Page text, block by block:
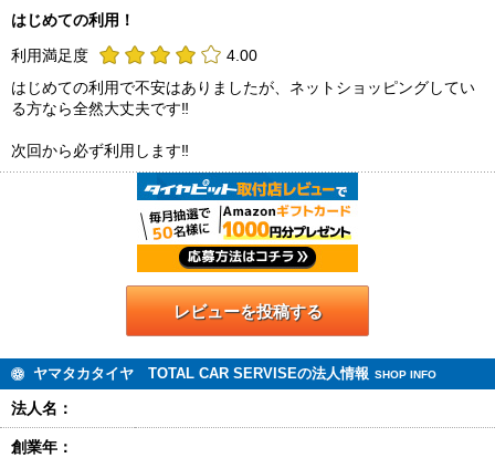
はじめての利用！
利用満足度
4.00
はじめての利用で不安はありましたが、ネットショッピングしてい
る方なら全然大丈夫です‼︎
次回から必ず利用します‼︎
レビューを投稿する
ヤマタカタイヤ TOTAL CAR SERVISEの法人情報 SHOP INFO
法人名：
創業年：